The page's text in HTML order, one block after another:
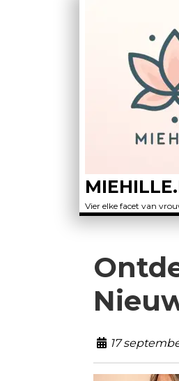
Vier elke facet van
17